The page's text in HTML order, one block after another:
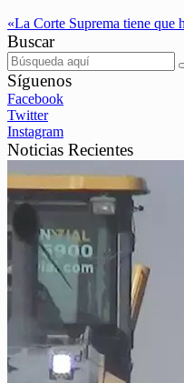
«La Corte Suprema tiene que
Buscar
Síguenos
Facebook
Twitter
Instagram
Noticias Recientes